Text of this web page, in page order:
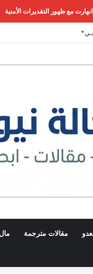
مع ظهور التقديرات الأمنية
مقالات مترجمة